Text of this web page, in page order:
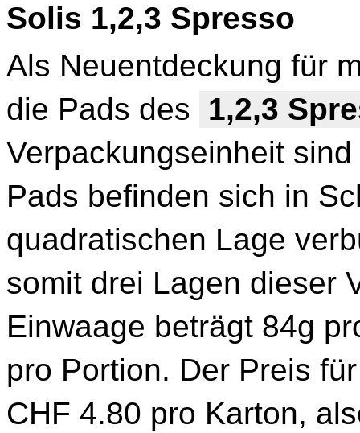
Solis 1,2,3 Spresso
Als Neuentdeckung für
die Pads des
1,2,3
Verpackungseinheit
Pads befinden sich in
quadratischen Lage
somit drei Lagen dieser
Einwaage beträgt 84g
pro Portion. Der Preis
CHF 4.80 pro Karton,